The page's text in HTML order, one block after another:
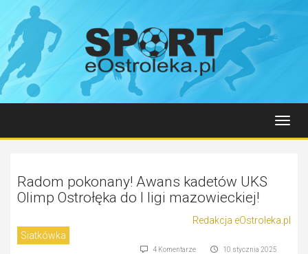
Radom pokonany! Awans kadetów UKS
Olimp Ostrołęka do I ligi mazowieckiej!
Redakcja eOstroleka.pl
Siatkówka
10 stycznia 2025
4 Komentarze